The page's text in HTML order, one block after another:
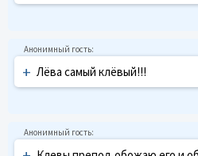
+ Лёва самый клёвый!!!